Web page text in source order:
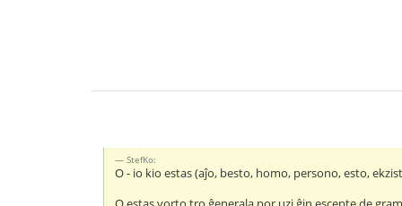
StefKo:
O - io kio estas (aĵo, besto, homo, persono, esto,